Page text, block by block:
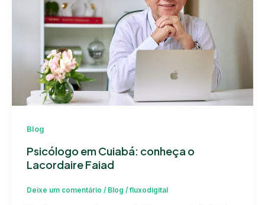
Blog
Psicólogo em Cuiabá: conheça o
Lacordaire Faiad
Deixe um comentário / Blog /fluxodigital